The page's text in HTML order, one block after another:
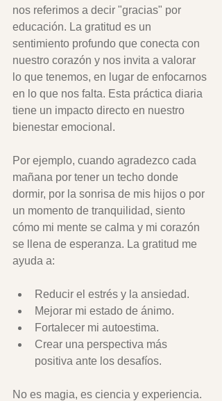
nos referimos a decir "gracias" por
educación. La gratitud es un
sentimiento profundo que conecta con
nuestro corazón y nos invita a valorar
lo que tenemos, en lugar de enfocarnos
en lo que nos falta. Esta práctica diaria
tiene un impacto directo en nuestro
bienestar emocional.
Por ejemplo, cuando agradezco cada
mañana por tener un techo donde
dormir, por la sonrisa de mis hijos o por
un momento de tranquilidad, siento
cómo mi mente se calma y mi corazón
se llena de esperanza. La gratitud me
ayuda a:
Reducir el estrés y la ansiedad.
Mejorar mi estado de ánimo.
Fortalecer mi autoestima.
Crear una perspectiva más
positiva ante los desafíos.
No es magia, es ciencia y experiencia.